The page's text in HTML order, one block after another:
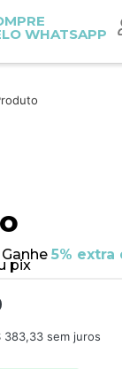
WHATSAPP
Ganhe 5%
pix
383,33 sem juros